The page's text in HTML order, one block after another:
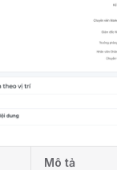
Mô tả